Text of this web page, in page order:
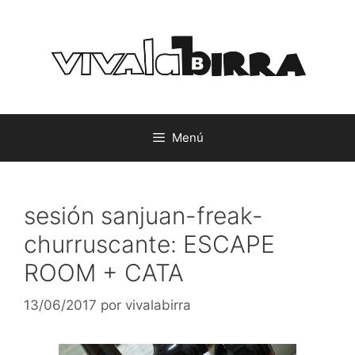
contenido
Menú
sesión sanjuan-freak-
churruscante: ESCAPE
ROOM + CATA
13/06/2017 por vivalabirra